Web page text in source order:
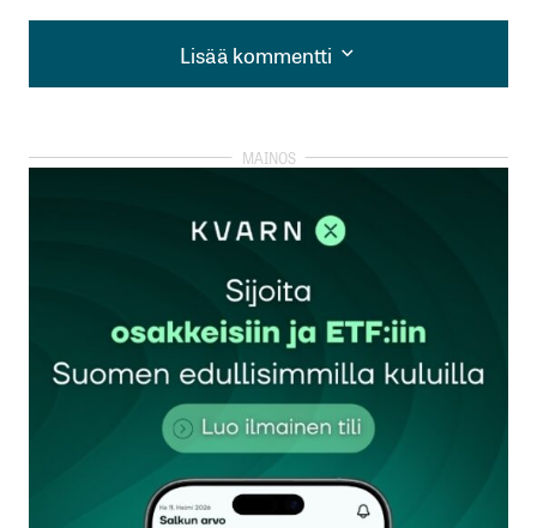
Lisää kommentti
Lisää kommentti
kirjautua
rekisteröityä
Sähköpostiosoitettasi ei julkaista.Pakolliset
kentät on merkitty*
Kommentti*